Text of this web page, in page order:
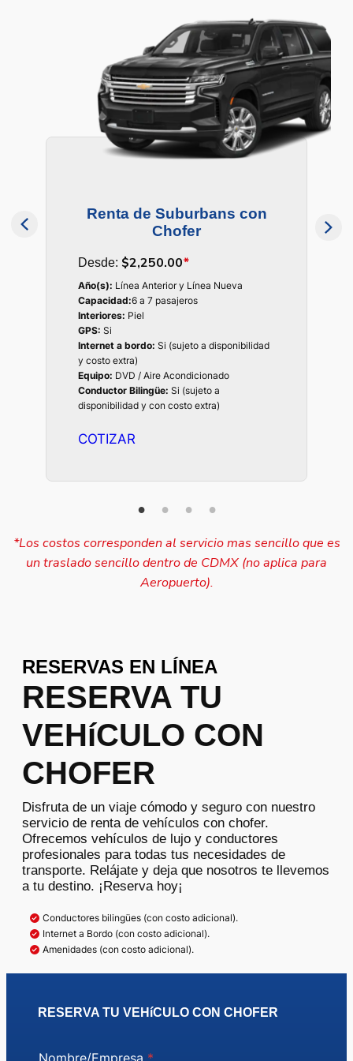
Renta de Suburbans con
Chofer
Desde: $2,250.00*
Año(s): Línea Anterior y Línea Nueva
Capacidad:6 a 7 pasajeros
Interiores: Piel
GPS: Si
Internet a bordo: Si (sujeto a disponibilidad
y costo extra)
Equipo: DVD / Aire Acondicionado
Conductor Bilingüe: Si (sujeto a
disponibilidad y con costo extra)
COTIZAR
*Los costos corresponden al servicio mas sencillo que es
un traslado sencillo dentro de CDMX (no aplica para
Aeropuerto).
RESERVAS EN LÍNEA
RESERVA TU
VEHíCULO CON
CHOFER
Disfruta de un viaje cómodo y seguro con nuestro
servicio de renta de vehículos con chofer.
Ofrecemos vehículos de lujo y conductores
profesionales para todas tus necesidades de
transporte. Relájate y deja que nosotros te llevemos
a tu destino. ¡Reserva hoy¡
Conductores bilingües (con costo adicional).
Internet a Bordo (con costo adicional).
Amenidades (con costo adicional).
RESERVA TU VEHíCULO CON CHOFER